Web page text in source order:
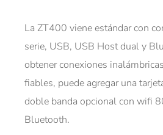
La ZT400 viene estándar con
serie, USB, USB Host dual y
obtener conexiones
fiables, puede agregar una
doble banda opcional con wifi
Bluetooth.